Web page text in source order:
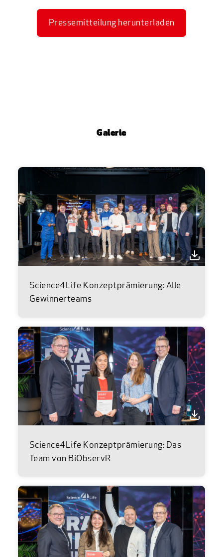
Pressemitteilung herunterladen
Galerie
Science4Life Konzeptprämierung: Alle
Gewinnerteams
Science4Life Konzeptprämierung: Das
Team von BiObservR